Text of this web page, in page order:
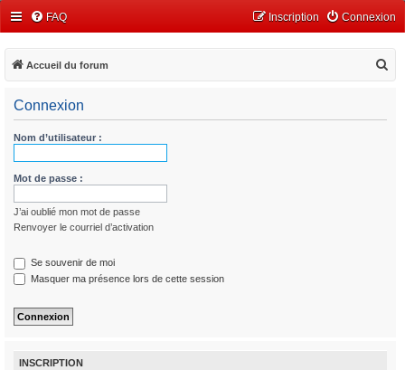
FAQ Connexion
Inscription
Accueil du forum
Connexion
Nom d’utilisateur :
Mot de passe :
J’ai oublié mon mot de passe
Renvoyer le courriel d’activation
Se souvenir de moi
Masquer ma présence lors de cette session
INSCRIPTION